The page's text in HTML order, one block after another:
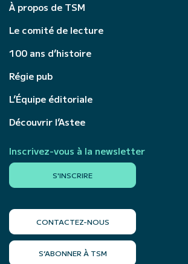
À propos de TSM
Le comité de lecture
100 ans d’histoire
Régie pub
L’Équipe éditoriale
Découvrir l’Astee
Inscrivez-vous à la newsletter
S'INSCRIRE
CONTACTEZ-NOUS
S’ABONNER À TSM